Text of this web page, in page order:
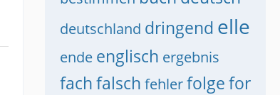
deutschland dringend elle
ende englisch ergebnis
fachfalsch fehlerfolgefor